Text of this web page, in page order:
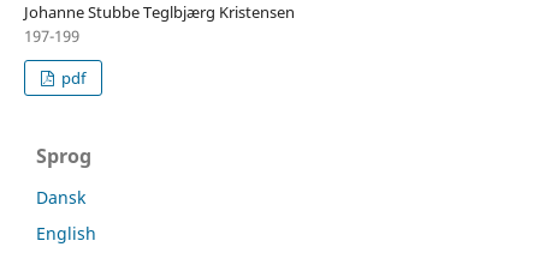
Johanne Stubbe Teglbjærg Kristensen
197-199
pdf
Sprog
Dansk
English